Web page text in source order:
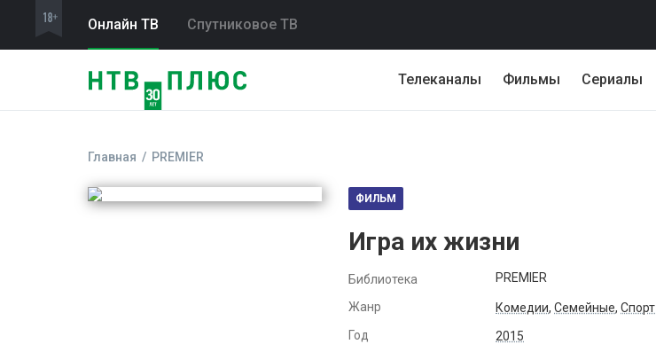
Онлайн ТВ Спутниковое ТВ
Телеканалы Фильмы Сериалы
Главная PREMIER
ФИЛЬМ
Игра их жизни
Библиотека PREMIER
Жанр Комедии, Семейные, Спорт
Год
2015